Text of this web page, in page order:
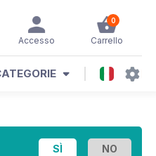
0
Carrello
Accesso